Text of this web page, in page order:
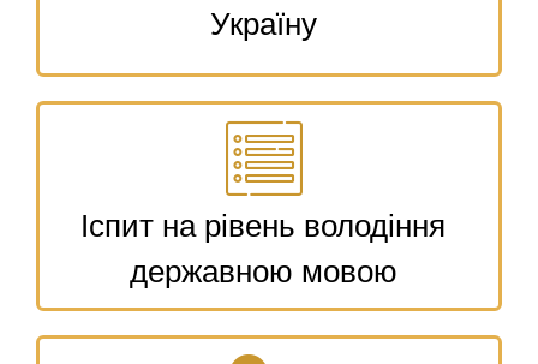
Україну
Іспит на рівень володіння
державною мовою